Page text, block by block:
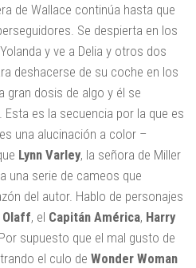
de Wallace continúa hasta que
Se despierta en los
y ve a Delia y otros dos
deshacerse de su coche en los
gran dosis de algo y él se
es la secuencia por la que es
una alucinación a color –
Lynn Varley, la señora de Miller
una serie de cameos que
del autor. Hablo de personajes
Olaff, el Capitán América, Harry
supuesto que el mal gusto de
el culo de Wonder Woman